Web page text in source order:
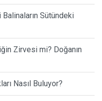
Balinaların Sütündeki
Zirvesi mi? Doğanın
Nasıl Buluyor?